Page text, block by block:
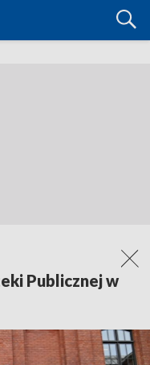
Publicznej w